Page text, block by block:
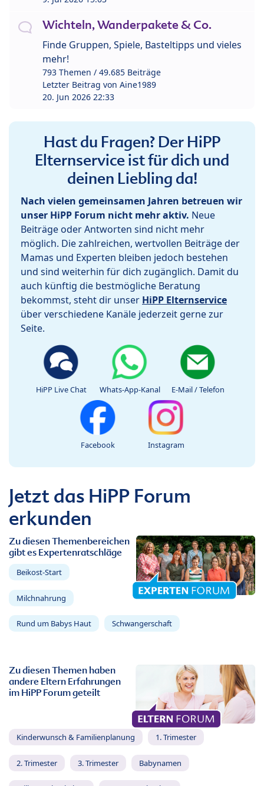
Wichteln, Wanderpakete & Co.
Finde Gruppen, Spiele, Basteltipps und vieles
mehr!
793 Themen / 49.685 Beiträge
Letzter Beitrag von Aine1989
20. Jun 2026 22:33
Hast du Fragen? Der HiPP
Elternservice ist für dich und
deinen Liebling da!
Nach vielen gemeinsamen Jahren betreuen wir
unser HiPP Forum nicht mehr aktiv. Neue
Beiträge oder Antworten sind nicht mehr
möglich. Die zahlreichen, wertvollen Beiträge der
Mamas und Experten bleiben jedoch bestehen
und sind weiterhin für dich zugänglich. Damit du
auch künftig die bestmögliche Beratung
bekommst, steht dir unser HiPP Elternservice
über verschiedene Kanäle jederzeit gerne zur
Seite.
HiPP Live Chat Whats-App-Kanal E-Mail / Telefon
Facebook Instagram
Jetzt das HiPP Forum
erkunden
Zu diesen Themenbereichen
gibt es Expertenratschläge
Beikost-Start
Milchnahrung
Rund um Babys Haut Schwangerschaft
Zu diesen Themen haben
andere Eltern Erfahrungen
im HiPP Forum geteilt
Kinderwunsch & Familienplanung 1. Trimester
2. Trimester 3. Trimester Babynamen